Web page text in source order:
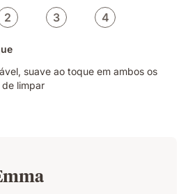
2 3 4
suave ao toque em ambos os
limpar